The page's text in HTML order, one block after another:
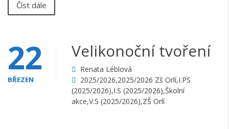
Číst dále
22
BŘEZEN
Velikonoční tvoření
Renata Léblová
2025/2026,2025/2026 Zš Orlí,I.PS
(2025/2026),I.S (2025/2026),Školní
akce,V.S (2025/2026),ZŠ Orlí